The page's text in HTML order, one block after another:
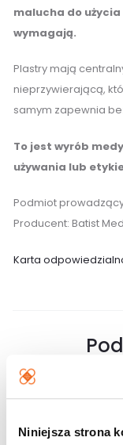
Niniejsza strona
malucha do
wymagają.
Plastry mają
nieprzywierającą,
samym zapewnia
To jest wyrób
używania lub
Podmiot
Producent: Batist
Karta